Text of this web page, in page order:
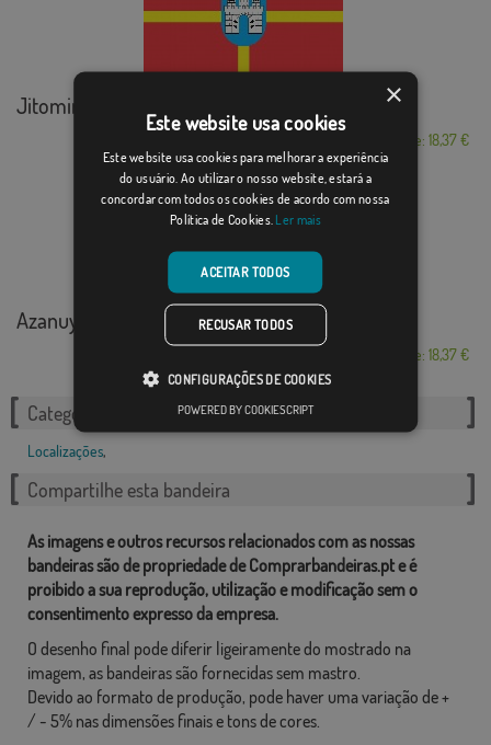
Jitomir
Desde: 18,37 €
Azanuy-Alins
Desde: 18,37 €
Categorias relacionadas:
Localizações,
Compartilhe esta bandeira
As imagens e outros recursos relacionados com as nossas
bandeiras são de propriedade de Comprarbandeiras.pt e é
proibido a sua reprodução, utilização e modificação sem o
consentimento expresso da empresa.
O desenho final pode diferir ligeiramente do mostrado na
imagem, as bandeiras são fornecidas sem mastro.
Devido ao formato de produção, pode haver uma variação de +
/ - 5% nas dimensões finais e tons de cores.
×
Este website usa cookies
Este website usa cookies para melhorar a experiência
do usuário. Ao utilizar o nosso website, estará a
concordar com todos os cookies de acordo com nossa
Política de Cookies. Ler mais
ACEITAR TODOS
RECUSAR TODOS
CONFIGURAÇÕES DE COOKIES
POWERED BY COOKIESCRIPT